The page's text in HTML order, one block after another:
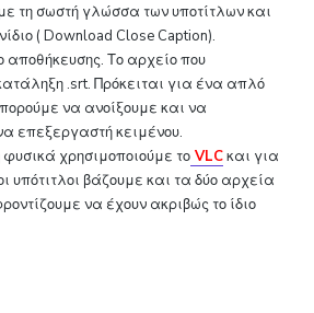
τη σωστή γλώσσα των υποτίτλων και
( Download Close Caption).
Το αρχείο που
.srt. Πρόκειται για ένα απλό
να ανοίξουμε και να
επεξεργαστή κειμένου.
χρησιμοποιούμε το VLCκαι για
υπότιτλοι βάζουμε και τα δύο αρχεία
να έχουν ακριβώς το ίδιο